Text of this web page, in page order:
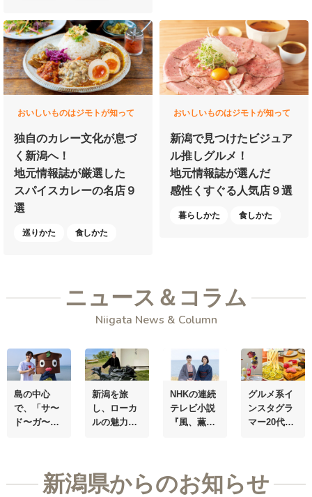
おいしいものはジモトが知って
独自のカレー文化が息づ
く新潟へ！
地元情報誌が厳選した
スパイスカレーの名店９
選
巡りかた 食しかた
おいしいものはジモトが知って
新潟で見つけた ビジュア
ル推しグルメ！
地元情報誌が選んだ
感性くすぐる人気店９選
暮らしかた 食しかた
ニュース＆コラム
Niigata News & Column
島の中心
で、
「サ〜
ド〜ガ〜
画クリエイ
ター・けえ
新潟を旅
し、
ローカ
ルの魅力を
タグラマ
ー・さあち
NHKの連続
テレビ小説
『風、薫
へタイムト
ラベル
グルメ系イ
ンスタグラ
マー20代男
オープン！
新潟の生産
新潟県からのお知らせ